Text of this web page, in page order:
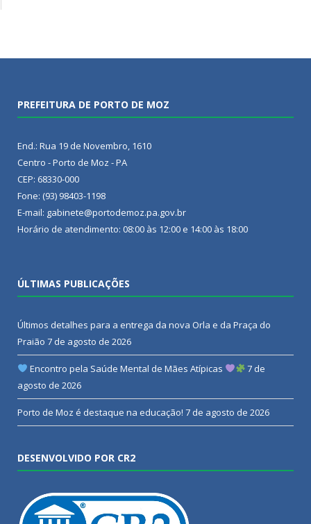
PREFEITURA DE PORTO DE MOZ
End.: Rua 19 de Novembro, 1610
Centro - Porto de Moz - PA
CEP: 68330-000
Fone: (93) 98403-1198
E-mail: gabinete@portodemoz.pa.gov.br
Horário de atendimento: 08:00 às 12:00 e 14:00 às 18:00
ÚLTIMAS PUBLICAÇÕES
Últimos detalhes para a entrega da nova Orla e da Praça do
Praião 7 de agosto de 2026
Encontro pela Saúde Mental de Mães Atípicas
7 de
agosto de 2026
Porto de Moz é destaque na educação! 7 de agosto de 2026
DESENVOLVIDO POR CR2